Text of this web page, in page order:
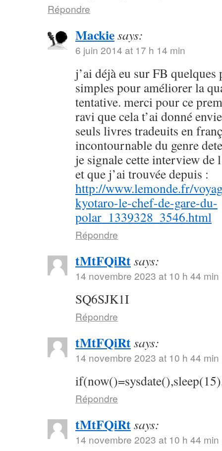
Répondre
Mackiesays:
6 juin 2014 at 17 h 14 min
j’ai déjà eu sur FB quelques
simples pour améliorer la
tentative. merci pour ce
ravi que cela t’ai donné
seuls livres tradeuits en
incontournable du genre
je signale cette interview de
et que j’ai trouvée depuis :
http://www.lemonde.fr/
kyotaro-le-chef-de-gare-du-
polar_1339328_3546.html
Répondre
tMtFQiRtsays:
14 novembre 2023 at 10 h 44 min
SQ6SJK1I
Répondre
tMtFQiRtsays:
14 novembre 2023 at 10 h 44 min
Répondre
tMtFQiRtsays:
14 novembre 2023 at 10 h 44 min